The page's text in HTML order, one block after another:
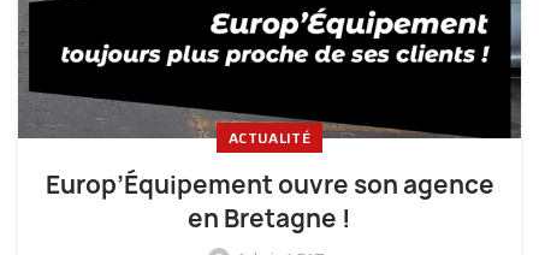
ACTUALITÉ
Europ’Équipement ouvre son agence
en Bretagne !